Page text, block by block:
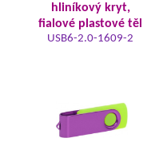
hliníkový kryt,
fialové plastové těl
USB6-2.0-1609-2